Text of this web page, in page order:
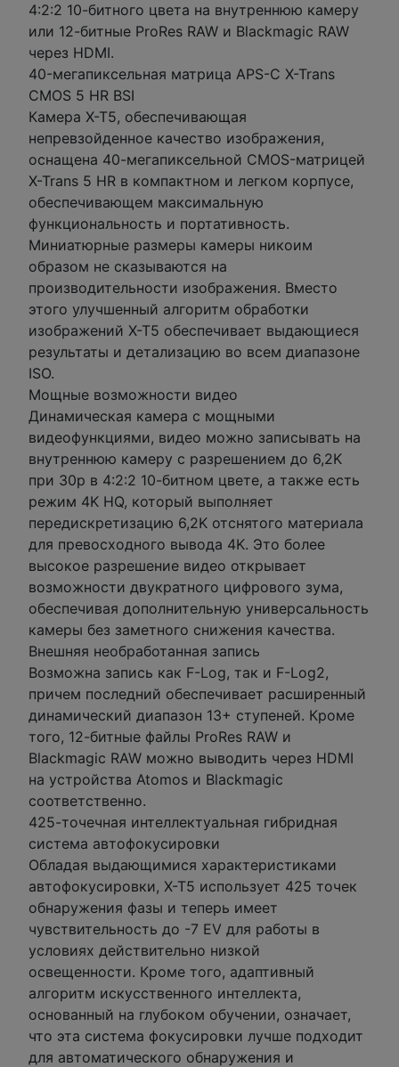
4:2:2 10-битного цвета на внутреннюю камеру
или 12-битные ProRes RAW и Blackmagic RAW
через HDMI.
40-мегапиксельная матрица APS-C X-Trans
CMOS 5 HR BSI
Камера X-T5, обеспечивающая
непревзойденное качество изображения,
оснащена 40-мегапиксельной CMOS-матрицей
X-Trans 5 HR в компактном и легком корпусе,
обеспечивающем максимальную
функциональность и портативность.
Миниатюрные размеры камеры никоим
образом не сказываются на
производительности изображения. Вместо
этого улучшенный алгоритм обработки
изображений X-T5 обеспечивает выдающиеся
результаты и детализацию во всем диапазоне
ISO.
Мощные возможности видео
Динамическая камера с мощными
видеофункциями, видео можно записывать на
внутреннюю камеру с разрешением до 6,2K
при 30p в 4:2:2 10-битном цвете, а также есть
режим 4K HQ, который выполняет
передискретизацию 6,2K отснятого материала
для превосходного вывода 4K. Это более
высокое разрешение видео открывает
возможности двукратного цифрового зума,
обеспечивая дополнительную универсальность
камеры без заметного снижения качества.
Внешняя необработанная запись
Возможна запись как F-Log, так и F-Log2,
причем последний обеспечивает расширенный
динамический диапазон 13+ ступеней. Кроме
того, 12-битные файлы ProRes RAW и
Blackmagic RAW можно выводить через HDMI
на устройства Atomos и Blackmagic
соответственно.
425-точечная интеллектуальная гибридная
система автофокусировки
Обладая выдающимися характеристиками
автофокусировки, X-T5 использует 425 точек
обнаружения фазы и теперь имеет
чувствительность до -7 EV для работы в
условиях действительно низкой
освещенности. Кроме того, адаптивный
алгоритм искусственного интеллекта,
основанный на глубоком обучении, означает,
что эта система фокусировки лучше подходит
для автоматического обнаружения и